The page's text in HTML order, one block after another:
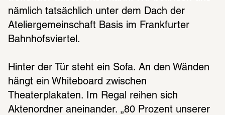
nämlich tatsächlich unter dem Dach der
Ateliergemeinschaft Basis im Frankfurter
Bahnhofsviertel.
Hinter der Tür steht ein Sofa. An den Wänden
hängt ein Whiteboard zwischen
Theaterplakaten. Im Regal reihen sich
Aktenordner aneinander. „80 Prozent unserer